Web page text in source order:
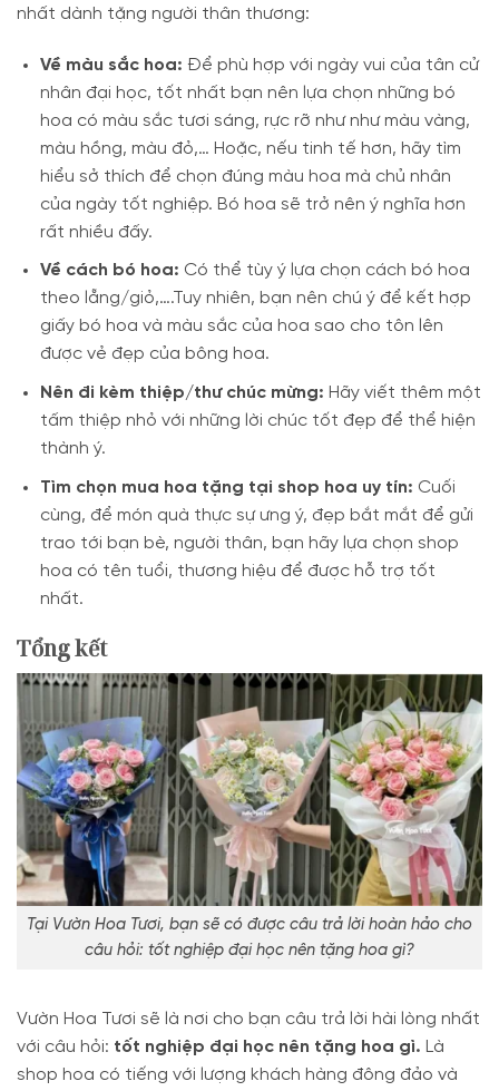
nhất dành tặng người thân thương:
Về màu sắc hoa: Để phù hợp với ngày vui của tân cử
nhân đại học, tốt nhất bạn nên lựa chọn những bó
hoa có màu sắc tươi sáng, rực rỡ như như màu vàng,
màu hồng, màu đỏ,… Hoặc, nếu tinh tế hơn, hãy tìm
hiểu sở thích để chọn đúng màu hoa mà chủ nhân
của ngày tốt nghiệp. Bó hoa sẽ trở nên ý nghĩa hơn
rất nhiều đấy.
Về cách bó hoa: Có thể tùy ý lựa chọn cách bó hoa
theo lẵng/giỏ,….Tuy nhiên, bạn nên chú ý để kết hợp
giấy bó hoa và màu sắc của hoa sao cho tôn lên
được vẻ đẹp của bông hoa.
Nên đi kèm thiệp/thư chúc mừng: Hãy viết thêm một
tấm thiệp nhỏ với những lời chúc tốt đẹp để thể hiện
thành ý.
Tìm chọn mua hoa tặng tại shop hoa uy tín: Cuối
cùng, để món quà thực sự ưng ý, đẹp bắt mắt để gửi
trao tới bạn bè, người thân, bạn hãy lựa chọn shop
hoa có tên tuổi, thương hiệu để được hỗ trợ tốt
nhất.
Tổng kết
Tại Vườn Hoa Tươi, bạn sẽ có được câu trả lời hoàn hảo cho
câu hỏi: tốt nghiệp đại học nên tặng hoa gì?
Vườn Hoa Tươi sẽ là nơi cho bạn câu trả lời hài lòng nhất
với câu hỏi: tốt nghiệp đại học nên tặng hoa gì. Là
shop hoa có tiếng với lượng khách hàng đông đảo và